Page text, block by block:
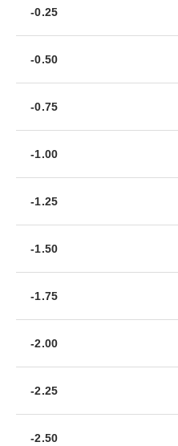
-0.25
-0.50
-0.75
-1.00
-1.25
-1.50
-1.75
-2.00
-2.25
-2.50